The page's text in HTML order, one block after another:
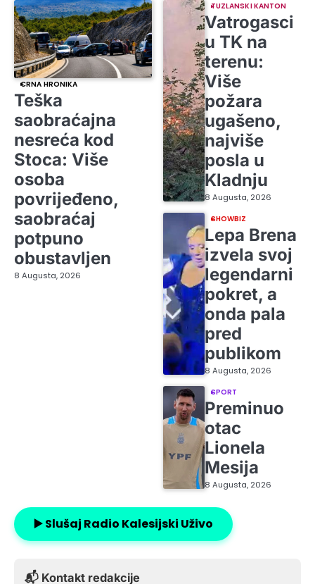
CRNA HRONIKA
Teška
saobraćajna
nesreća kod
Stoca: Više
osoba
povrijeđeno,
saobraćaj
potpuno
obustavljen
8 Augusta, 2026
TUZLANSKI KANTON
Vatrogasci
u TK na
terenu:
Više
požara
ugašeno,
najviše
posla u
Kladnju
8 Augusta, 2026
SHOWBIZ
Lepa Brena
izvela svoj
legendarni
pokret, a
onda pala
pred
publikom
8 Augusta, 2026
SPORT
Preminuo
otac
Lionela
Mesija
8 Augusta, 2026
▶️ Slušaj Radio Kalesijski Uživo
📬 Kontakt redakcije